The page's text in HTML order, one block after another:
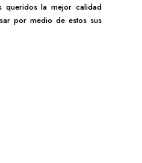
queridos la mejor calidad
por medio de estos sus